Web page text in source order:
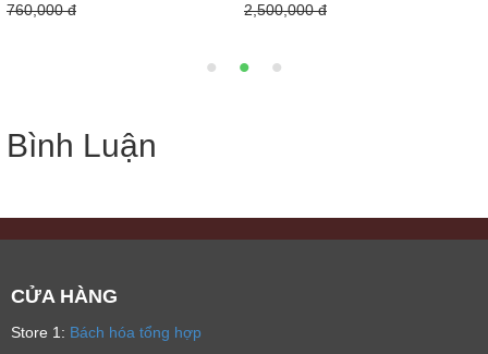
2,500,000 đ
2,900,000 đ
Bình Luận
CỬA HÀNG
Store 1: Bách hóa tổng hợp